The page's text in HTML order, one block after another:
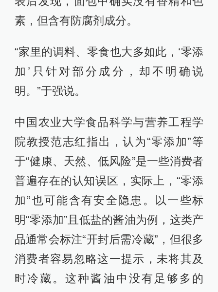
素，但含有防腐剂成分。
“家里的调料、零食也大多如此，‘零添
加’只针对部分成分，却不明确说
明。”于强说。
中国农业大学食品科学与营养工程学
院教授范志红指出，认为“零添加”等
于“健康、天然、低风险”是一些消费者
普遍存在的认知误区，实际上，“零添
加”也可能含有安全隐患。以一些标
明“零添加”且低盐的酱油为例，这类产
品通常会标注“开封后需冷藏”，但很多
消费者容易忽略这一提示，未将其及
时冷藏。这种酱油中没有足够多的